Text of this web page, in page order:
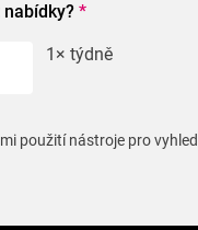
*
1× týdně
použití nástroje pro